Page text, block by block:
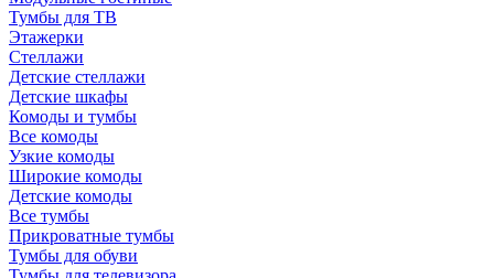
Тумбы для ТВ
Этажерки
Стеллажи
Детские стеллажи
Детские шкафы
Комоды и тумбы
Все комоды
Узкие комоды
Широкие комоды
Детские комоды
Все тумбы
Прикроватные тумбы
Тумбы для обуви